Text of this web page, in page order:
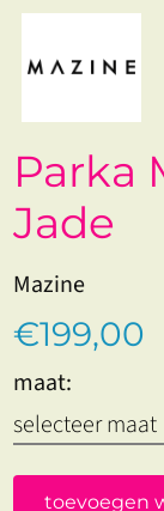
Parka
Jade
Mazine
€199,00
maat:
toevoegen